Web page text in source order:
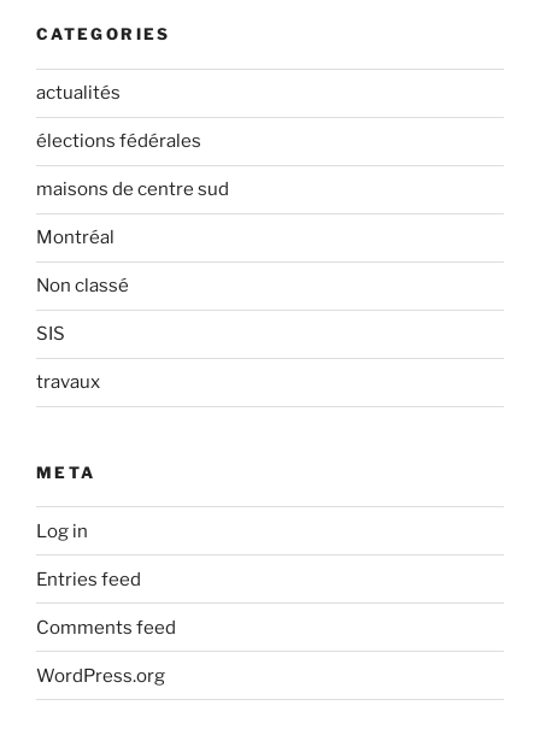
CATEGORIES
actualités
élections fédérales
maisons de centre sud
Montréal
Non classé
SIS
travaux
META
Log in
Entries feed
Comments feed
WordPress.org